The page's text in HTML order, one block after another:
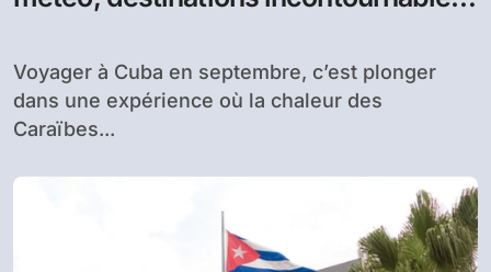
Voyager à Cuba en septembre, c’est plonger
dans une expérience où la chaleur des
Caraïbes...